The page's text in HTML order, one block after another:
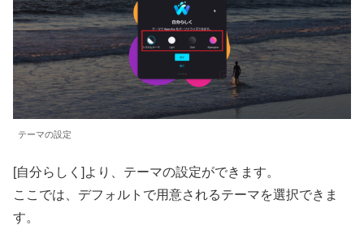
テーマの設定
[自分らしく]より、テーマの設定ができます。
ここでは、デフォルトで用意されるテーマを選択できま
す。